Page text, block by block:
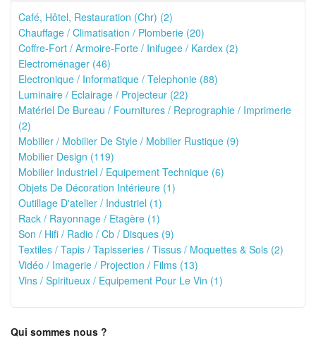
Café, Hôtel, Restauration (Chr) (2)
Chauffage / Climatisation / Plomberie (20)
Coffre-Fort / Armoire-Forte / Inifugee / Kardex (2)
Electroménager (46)
Electronique / Informatique / Telephonie (88)
Luminaire / Eclairage / Projecteur (22)
Matériel De Bureau / Fournitures / Reprographie / Imprimerie
(2)
Mobilier / Mobilier De Style / Mobilier Rustique (9)
Mobilier Design (119)
Mobilier Industriel / Equipement Technique (6)
Objets De Décoration Intérieure (1)
Outillage D'atelier / Industriel (1)
Rack / Rayonnage / Etagère (1)
Son / Hifi / Radio / Cb / Disques (9)
Textiles / Tapis / Tapisseries / Tissus / Moquettes & Sols (2)
Vidéo / Imagerie / Projection / Films (13)
Vins / Spiritueux / Equipement Pour Le Vin (1)
Qui sommes nous ?